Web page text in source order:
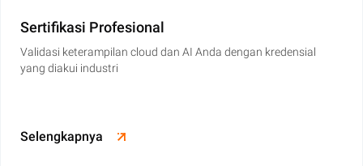
Sertifikasi Profesional
Validasi keterampilan cloud dan AI Anda dengan kredensial
yang diakui industri
Selengkapnya